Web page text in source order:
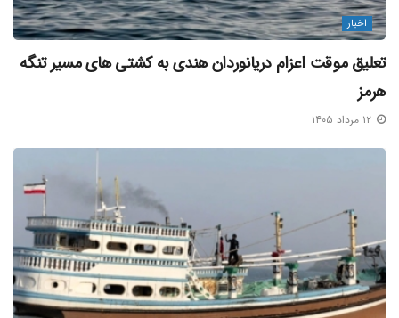
اخبار
تعلیق موقت اعزام دریانوردان هندی به کشتی‌ های مسیر تنگه
هرمز